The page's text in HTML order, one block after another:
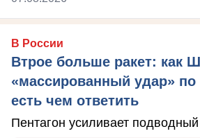
В России
Втрое больше ракет: как
«массированный удар»
есть чем ответить
Пентагон усиливает